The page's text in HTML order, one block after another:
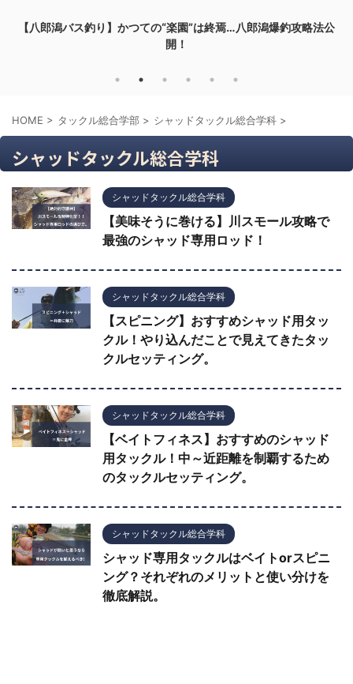
【八郎潟バス釣り】かつての“楽園”は終焉…八郎潟爆釣攻略法公
開！
HOME > タックル総合学部 > シャッドタックル総合学科 >
シャッドタックル総合学科
シャッドタックル総合学科
【美味そうに巻ける】川スモール攻略で
最強のシャッド専用ロッド！
シャッドタックル総合学科
【スピニング】おすすめシャッド用タッ
クル！やり込んだことで見えてきたタッ
クルセッティング。
シャッドタックル総合学科
【ベイトフィネス】おすすめのシャッド
用タックル！中～近距離を制覇するため
のタックルセッティング。
シャッドタックル総合学科
シャッド専用タックルはベイトorスピニ
ング？それぞれのメリットと使い分けを
徹底解説。